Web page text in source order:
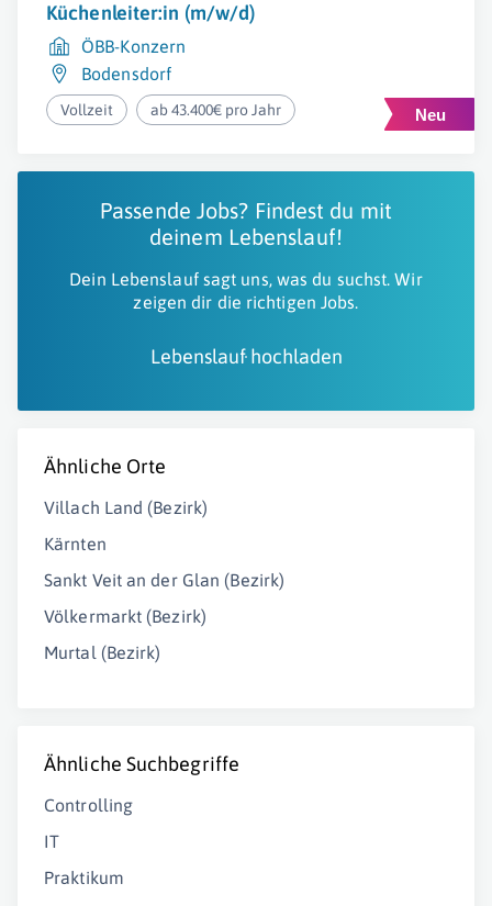
Küchenleiter:in (m/w/d)
ÖBB-Konzern
Bodensdorf
Vollzeit ab 43.400€ pro Jahr
Passende Jobs? Findest du mit
deinem Lebenslauf!
Dein Lebenslauf sagt uns, was du suchst. Wir
zeigen dir die richtigen Jobs.
Lebenslauf hochladen
Ähnliche Orte
Villach Land (Bezirk)
Kärnten
Sankt Veit an der Glan (Bezirk)
Völkermarkt (Bezirk)
Murtal (Bezirk)
Ähnliche Suchbegriffe
Controlling
IT
Praktikum